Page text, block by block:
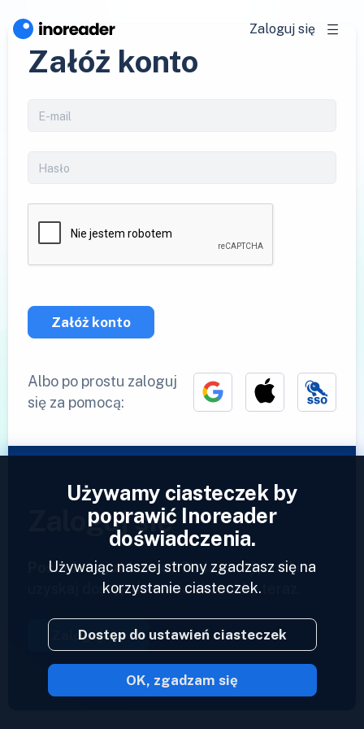
Zaloguj się
Załóż konto
Załóż konto
Albo po prostu zaloguj
się za pomocą:
Zaloguj się
Posiadasz już konto?Podaj swój profil i
uzyskaj dostęp do swoich kanałów teraz.
Zaloguj się
2023 © Inoreader
Używamy ciasteczek by
poprawić Inoreader
doświadczenia.
Używając naszej strony zgadzasz się na
korzystanie ciasteczek.
Dostęp do ustawień ciasteczek
OK, zgadzam się